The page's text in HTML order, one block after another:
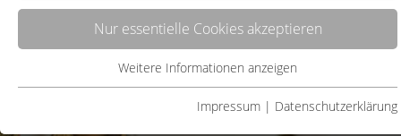
Nur essentielle Cookies akzeptieren
Essentielle Cookies werden für grundlegende Funktionen der
Weitere Informationen anzeigen
Impressum | Datenschutzerklärung